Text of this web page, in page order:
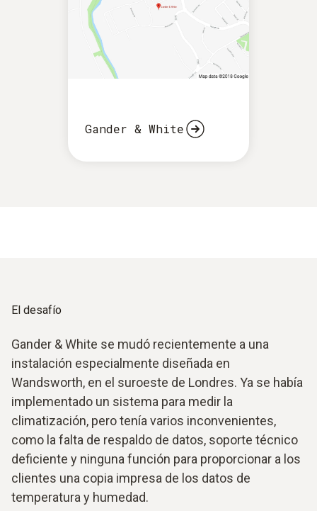
Gander & White
El desafío
Gander & White se mudó recientemente a una
instalación especialmente diseñada en
Wandsworth, en el suroeste de Londres. Ya se había
implementado un sistema para medir la
climatización, pero tenía varios inconvenientes,
como la falta de respaldo de datos, soporte técnico
deficiente y ninguna función para proporcionar a los
clientes una copia impresa de los datos de
temperatura y humedad.